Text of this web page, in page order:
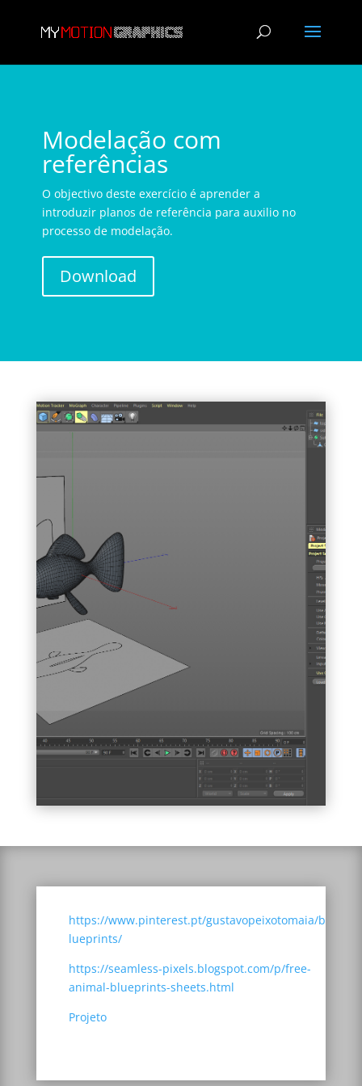
Modelação com
referências
O objectivo deste exercício é aprender a
introduzir planos de referência para auxilio no
processo de modelação.
Download
https://www.pinterest.pt/gustavopeixotomaia/b
lueprints/
https://seamless-pixels.blogspot.com/p/free-
animal-blueprints-sheets.html
Projeto